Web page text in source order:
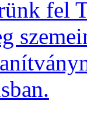
fel